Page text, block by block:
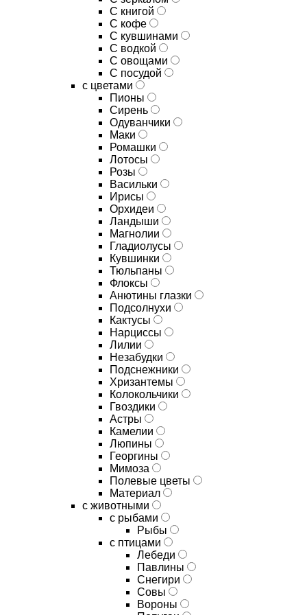
C книгой
C кофе
C кувшинами
C водкой
C овощами
C посудой
с цветами
Пионы
Сирень
Одуванчики
Маки
Ромашки
Лотосы
Розы
Васильки
Ирисы
Орхидеи
Ландыши
Магнолии
Гладиолусы
Кувшинки
Тюльпаны
Флоксы
Анютины глазки
Подсолнухи
Кактусы
Нарциссы
Лилии
Незабудки
Подснежники
Хризантемы
Колокольчики
Гвоздики
Астры
Камелии
Люпины
Георгины
Мимоза
Полевые цветы
Материал
с животными
с рыбами
Рыбы
с птицами
Лебеди
Павлины
Снегири
Совы
Вороны